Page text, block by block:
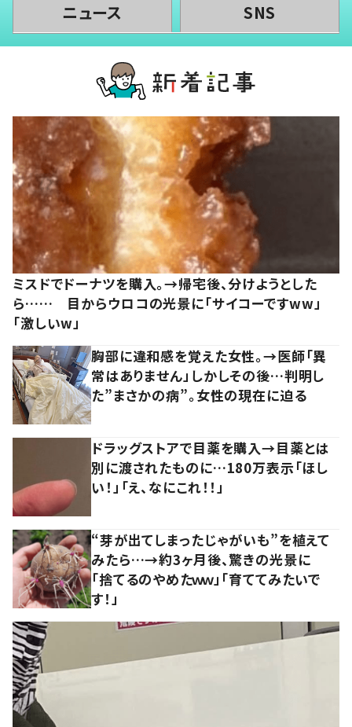
ニュース SNS
ミスドでドーナツを購入。→帰宅後、分けようとした
ら…… 目からウロコの光景に「サイコーですww」
「激しいw」
胸部に違和感を覚えた女性。→医師「異
常はありません」しかしその後…判明し
た”まさかの病”。女性の現在に迫る
ドラッグストアで目薬を購入→目薬とは
別に渡されたものに…180万表示「ほし
い！」「え、なにこれ！！」
“芽が出てしまったじゃがいも”を植えて
みたら…→約3ヶ月後、驚きの光景に
「捨てるのやめたｗｗ」「育ててみたいで
す！」